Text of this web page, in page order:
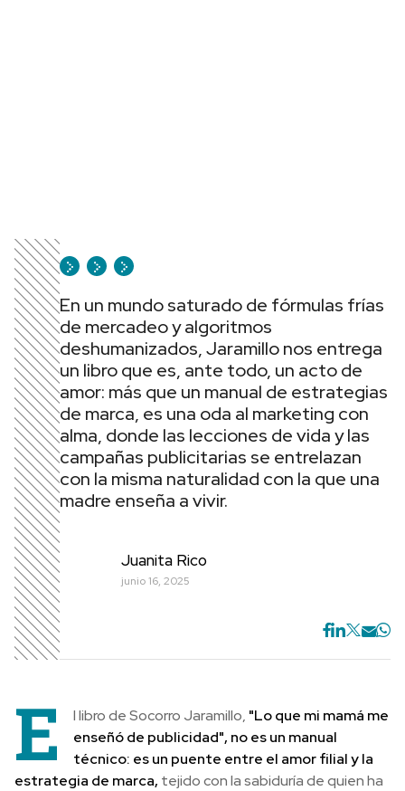
En un mundo saturado de fórmulas frías
de mercadeo y algoritmos
deshumanizados, Jaramillo nos entrega
un libro que es, ante todo, un acto de
amor: más que un manual de estrategias
de marca, es una oda al marketing con
alma, donde las lecciones de vida y las
campañas publicitarias se entrelazan
con la misma naturalidad con la que una
madre enseña a vivir.
Juanita Rico
junio 16, 2025
E l libro de Socorro Jaramillo, "Lo que mi mamá me
enseñó de publicidad", no es un manual
técnico: es un puente entre el amor filial y la
estrategia de marca, tejido con la sabiduría de quien ha